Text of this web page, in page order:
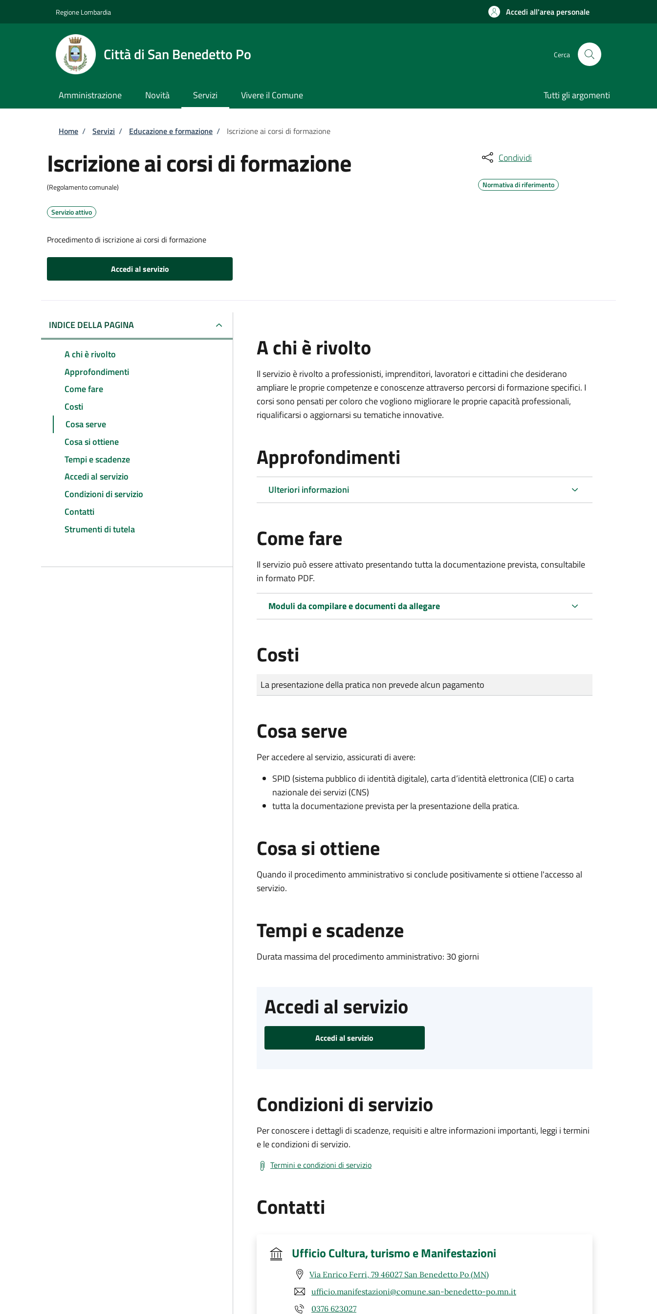
Regione Lombardia Accedi all'area personale
Città di San Benedetto Po Cerca
Amministrazione Novità Servizi Vivere il Comune Tutti gli argomenti
Briciole di pane
Home / Servizi / Educazione e formazione / Iscrizione ai corsi di formazione
Iscrizione ai corsi di formazione
(Regolamento comunale)
Servizio attivo
Procedimento di iscrizione ai corsi di formazione
Accedi al servizio
Condividi
Normativa di riferimento
INDICE DELLA PAGINA
A chi è rivolto
Approfondimenti
Come fare
Costi
Cosa serve
Cosa si ottiene
Tempi e scadenze
Accedi al servizio
Condizioni di servizio
Contatti
Strumenti di tutela
A chi è rivolto
Il servizio è rivolto a professionisti, imprenditori, lavoratori e cittadini che desiderano
ampliare le proprie competenze e conoscenze attraverso percorsi di formazione specifici. I
corsi sono pensati per coloro che vogliono migliorare le proprie capacità professionali,
riqualificarsi o aggiornarsi su tematiche innovative.
Approfondimenti
Ulteriori informazioni
Come fare
Il servizio può essere attivato presentando tutta la documentazione prevista, consultabile
in formato PDF.
Moduli da compilare e documenti da allegare
Costi
Tipo di pagamento
Importo
La presentazione della pratica non prevede alcun pagamento
Cosa serve
Per accedere al servizio, assicurati di avere:
SPID (sistema pubblico di identità digitale), carta d’identità elettronica (CIE) o carta
nazionale dei servizi (CNS)
tutta la documentazione prevista per la presentazione della pratica.
Cosa si ottiene
Quando il procedimento amministrativo si conclude positivamente si ottiene l'accesso al
servizio.
Tempi e scadenze
Durata massima del procedimento amministrativo: 30 giorni
Accedi al servizio
Accedi al servizio
Condizioni di servizio
Per conoscere i dettagli di scadenze, requisiti e altre informazioni importanti, leggi i termini
e le condizioni di servizio.
Termini e condizioni di servizio
Contatti
Ufficio Cultura, turismo e Manifestazioni
Via Enrico Ferri, 79 46027 San Benedetto Po (MN)
ufficio.manifestazioni@comune.san-benedetto-po.mn.it
0376 623027